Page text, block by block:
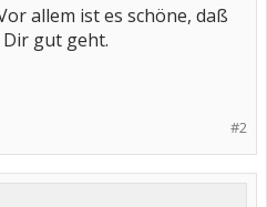
allem ist es schöne, daß
gut geht.
#2